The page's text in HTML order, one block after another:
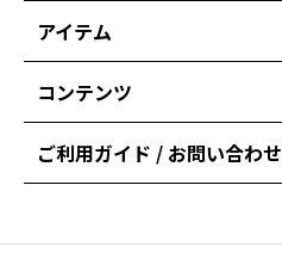
アイテム
コンテンツ
ご利用ガイド / お問い合わせ